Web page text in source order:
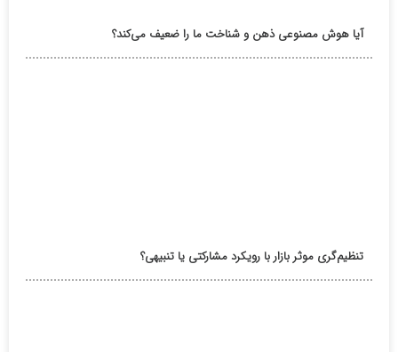
آیا هوش مصنوعی ذهن و شناخت ما را ضعیف می‌کند؟
تنظیم‌گری موثر بازار با رویکرد مشارکتی یا تنبیهی؟